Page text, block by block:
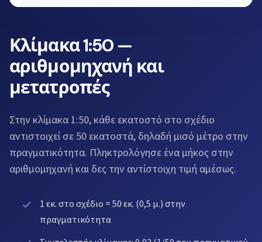
Κλίμακα 1:50 —
αριθμομηχανή και
μετατροπές
Στην κλίμακα 1:50, κάθε εκατοστό στο σχέδιο
αντιστοιχεί σε 50 εκατοστά, δηλαδή μισό μέτρο στην
πραγματικότητα. Πληκτρολόγησε ένα μήκος στην
αριθμομηχανή και δες την αντίστοιχη τιμή αμέσως.
1 εκ. στο σχέδιο = 50 εκ. (0,5 μ.) στην
πραγματικότητα